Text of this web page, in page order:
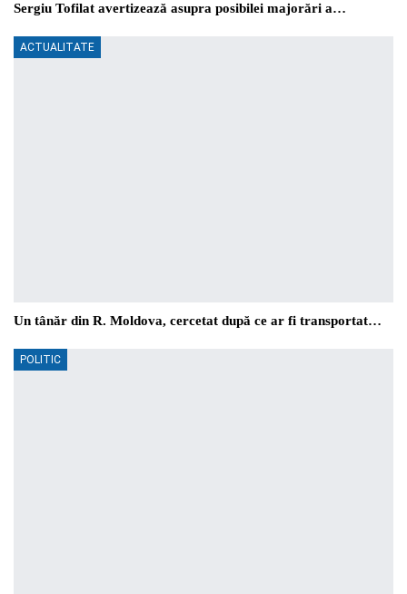
Sergiu Tofilat avertizează asupra posibilei majorări a…
ACTUALITATE
Un tânăr din R. Moldova, cercetat după ce ar fi transportat…
POLITIC